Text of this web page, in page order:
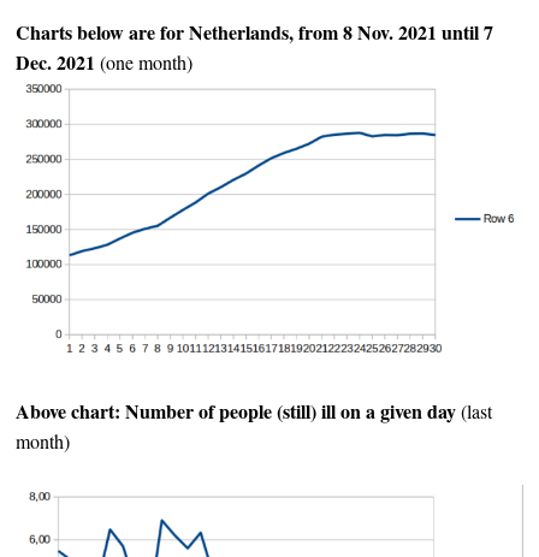
Charts below are for Netherlands, from 8 Nov. 2021 until 7
Dec. 2021 (one month)
Above chart: Number of people (still) ill on a given day(last
month)